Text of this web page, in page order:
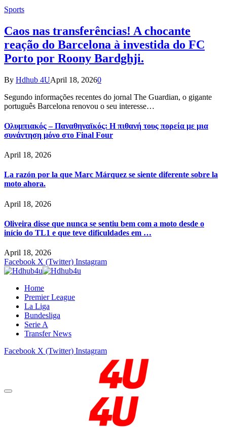
Sports
Caos nas transferências! A chocante
reação do Barcelona à investida do FC
Porto por Roony Bardghji.
By Hdhub 4UApril 18, 20260
Segundo informações recentes do jornal The Guardian, o gigante
português Barcelona renovou o seu interesse…
Ολυμπιακός – Παναθηναϊκός: Η πιθανή τους πορεία με μια
συνάντηση μόνο στο Final Four
April 18, 2026
La razón por la que Marc Márquez se siente diferente sobre la
moto ahora.
April 18, 2026
Oliveira disse que nunca se sentiu bem com a moto desde o
início do TL1 e que teve dificuldades em …
April 18, 2026
Facebook X (Twitter) Instagram
Home
Premier League
La Liga
Bundesliga
Serie A
Transfer News
Facebook X (Twitter) Instagram